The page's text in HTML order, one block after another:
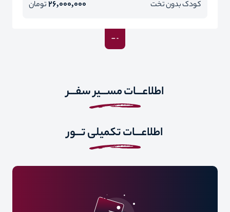
کودک بدون تخت 26,000,000تومان
اطلاعـــات مســـیر سفـــر
اطلاعـــات تکمیلی تـــور